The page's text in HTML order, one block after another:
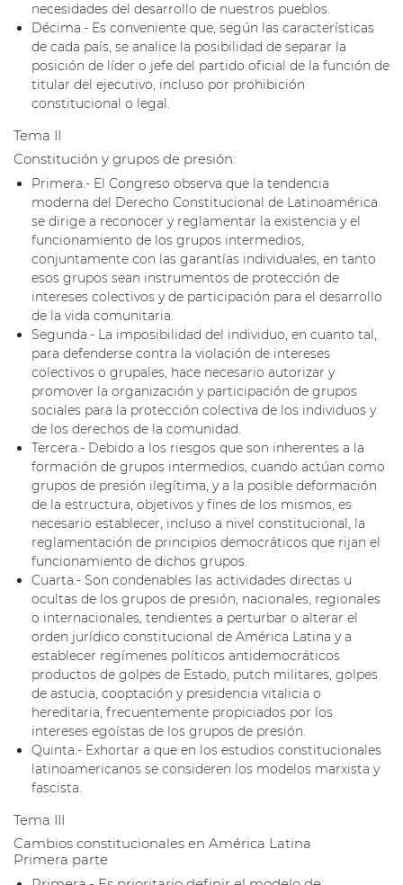
necesidades del desarrollo de nuestros pueblos.
Décima.- Es conveniente que, según las características
de cada país, se analice la posibilidad de separar la
posición de líder o jefe del partido oficial de la función de
titular del ejecutivo, incluso por prohibición
constitucional o legal.
Tema II
Constitución y grupos de presión:
Primera.- El Congreso observa que la tendencia
moderna del Derecho Constitucional de Latinoamérica
se dirige a reconocer y reglamentar la existencia y el
funcionamiento de los grupos intermedios,
conjuntamente con las garantías individuales, en tanto
esos grupos sean instrumentos de protección de
intereses colectivos y de participación para el desarrollo
de la vida comunitaria.
Segunda.- La imposibilidad del individuo, en cuanto tal,
para defenderse contra la violación de intereses
colectivos o grupales, hace necesario autorizar y
promover la organización y participación de grupos
sociales para la protección colectiva de los individuos y
de los derechos de la comunidad.
Tercera.- Debido a los riesgos que son inherentes a la
formación de grupos intermedios, cuando actúan como
grupos de presión ilegítima, y a la posible deformación
de la estructura, objetivos y fines de los mismos, es
necesario establecer, incluso a nivel constitucional, la
reglamentación de principios democráticos que rijan el
funcionamiento de dichos grupos.
Cuarta.- Son condenables las actividades directas u
ocultas de los grupos de presión, nacionales, regionales
o internacionales, tendientes a perturbar o alterar el
orden jurídico constitucional de América Latina y a
establecer regímenes políticos antidemocráticos
productos de golpes de Estado, putch militares, golpes
de astucia, cooptación y presidencia vitalicia o
hereditaria, frecuentemente propiciados por los
intereses egoístas de los grupos de presión.
Quinta.- Exhortar a que en los estudios constitucionales
latinoamericanos se consideren los modelos marxista y
fascista.
Tema III
Cambios constitucionales en América Latina
Primera parte